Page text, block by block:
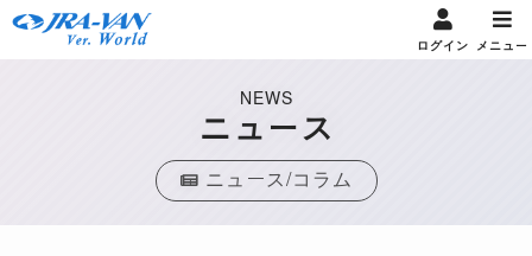
ログイン メニュー
NEWS
ニュース
ニュース/コラム